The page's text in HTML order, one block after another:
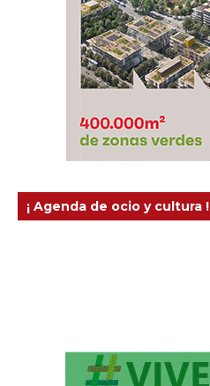
¡ Agenda de ocio y cultura !